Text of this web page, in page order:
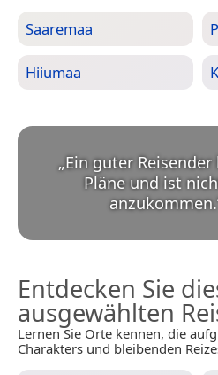
Saaremaa
Hiiumaa
„Ein guter
Pläne und ist
anzukommen.
Entdecken Sie
ausgewählten
Lernen Sie Orte kennen, die
Charakters und bleibenden